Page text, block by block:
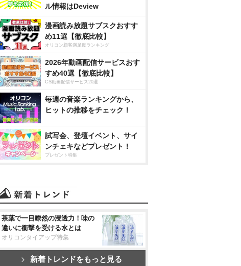
ル情報はDeview
漫画読み放題サブスクおすす
め11選【徹底比較】
オリコン顧客満足度ランキング
2026年動画配信サービスおす
すめ40選【徹底比較】
CS動画配信サービス20選
毎週の音楽ランキングから、
ヒットの推移をチェック！
試写会、登壇イベント、サイ
ンチェキなどプレゼント！
プレゼント特集
茶葉で一目瞭然の浸透力！味の
違いに衝撃を受ける水とは
オリコンタイアップ特集
新着トレンドをもっと見る